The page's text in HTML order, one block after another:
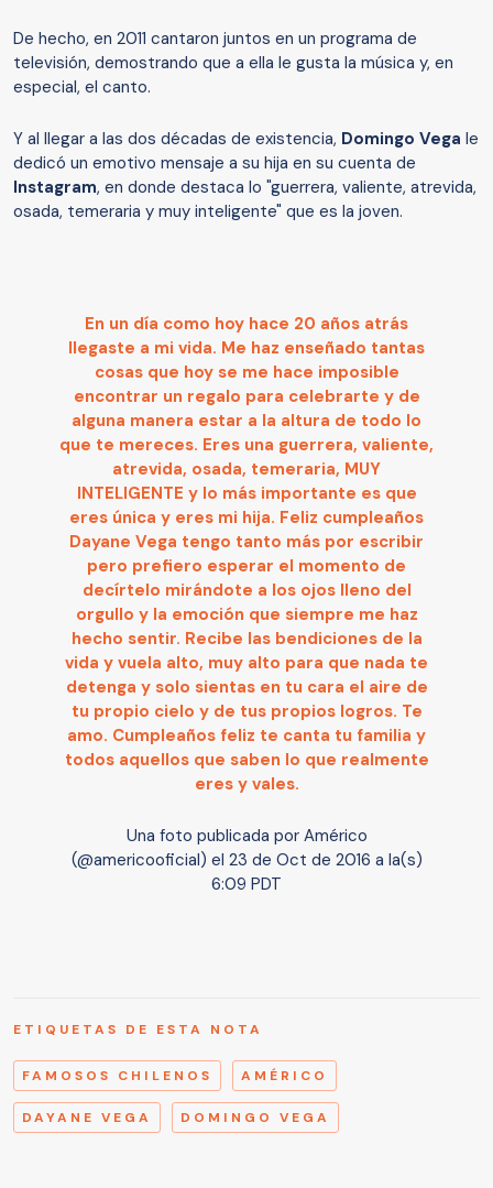
De hecho, en 2011 cantaron juntos en un programa de
televisión, demostrando que a ella le gusta la música y, en
especial, el canto.
Y al llegar a las dos décadas de existencia, Domingo Vega le
dedicó un emotivo mensaje a su hija en su cuenta de
Instagram, en donde destaca lo "guerrera, valiente, atrevida,
osada, temeraria y muy inteligente" que es la joven.
En un día como hoy hace 20 años atrás
llegaste a mi vida. Me haz enseñado tantas
cosas que hoy se me hace imposible
encontrar un regalo para celebrarte y de
alguna manera estar a la altura de todo lo
que te mereces. Eres una guerrera, valiente,
atrevida, osada, temeraria, MUY
INTELIGENTE y lo más importante es que
eres única y eres mi hija. Feliz cumpleaños
Dayane Vega tengo tanto más por escribir
pero prefiero esperar el momento de
decírtelo mirándote a los ojos lleno del
orgullo y la emoción que siempre me haz
hecho sentir. Recibe las bendiciones de la
vida y vuela alto, muy alto para que nada te
detenga y solo sientas en tu cara el aire de
tu propio cielo y de tus propios logros. Te
amo. Cumpleaños feliz te canta tu familia y
todos aquellos que saben lo que realmente
eres y vales.
Una foto publicada por Américo
(@americooficial) el 23 de Oct de 2016 a la(s)
6:09 PDT
ETIQUETAS DE ESTA NOTA
FAMOSOS CHILENOS AMÉRICO
DAYANE VEGA DOMINGO VEGA